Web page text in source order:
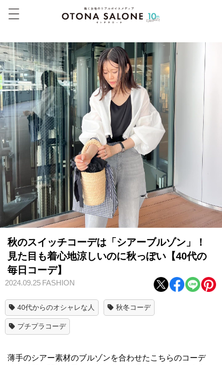
秋のスイッチコーデは「シアーブルゾン」！
見た目も着心地涼しいのに秋っぽい【40代の
毎日コーデ】
2024.09.25 FASHION
40代からのオシャレな人 秋冬コーデ
プチプラコーデ
薄手のシアー素材のブルゾンを合わせたこちらのコーデ